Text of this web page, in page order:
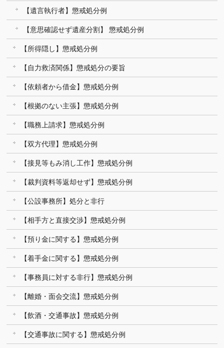
【遺言執行者】懲戒処分例
【意思確認せず遺産分割】 懲戒処分例
【所得隠し】懲戒処分例
【自力救済関係】懲戒処分の要旨
【依頼者から借金】懲戒処分例
【根拠のない主張】懲戒処分例
【職務上請求】懲戒処分例
【双方代理】懲戒処分例
【接見等もみ消し工作】懲戒処分例
【裁判資料等返却せず】懲戒処分例
【公設事務所】処分と非行
【相手方と直接交渉】懲戒処分例
【預り金に関する】懲戒処分例
【着手金に関する】懲戒処分例
【事務員に対する非行】懲戒処分例
【離婚・面会交流】懲戒処分例
【飲酒・交通事故】懲戒処分例
【交通事故に関する】懲戒処分例